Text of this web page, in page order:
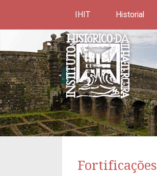
IHIT Historial
Fortificações